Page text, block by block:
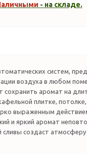
- на складе.
систем,
воздуха в любом
сохранить аромат на
плитке,
выраженным
и яркий аромат
сливы создаст